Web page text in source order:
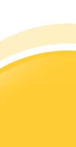
трейдинг